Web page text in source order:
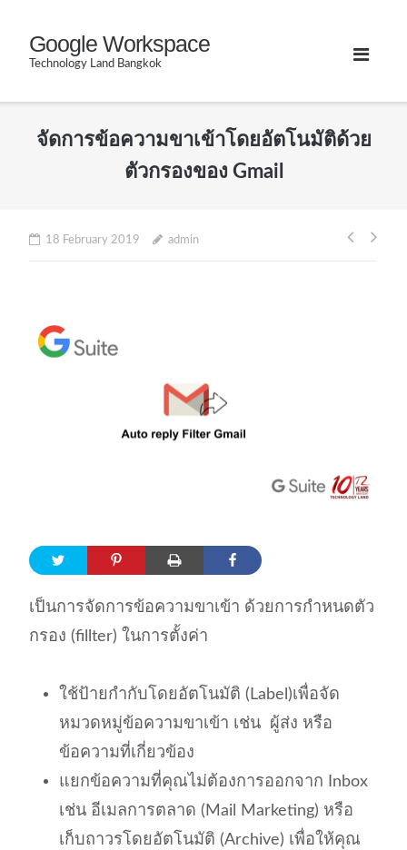
content
Google Workspace
Technology Land Bangkok
จัดการข้อความขาเข้าโดยอัตโนมัติด้วย
ตัวกรองของ Gmail
18 February 2019 admin
Post
เป็นการจัดการข้อความขาเข้า ด้วยการกำหนดตัว
กรอง (fillter) ในการตั้งค่า
ใช้ป้ายกำกับโดยอัตโนมัติ (Label)เพื่อจัด
หมวดหมู่ข้อความขาเข้า เช่น ผู้ส่ง หรือ
ข้อความที่เกี่ยวข้อง
แยกข้อความที่คุณไม่ต้องการออกจาก Inbox
เช่น อีเมลการตลาด (Mail Marketing) หรือ
เก็บถาวรโดยอัตโนมัติ (Archive) เพื่อให้คุณ